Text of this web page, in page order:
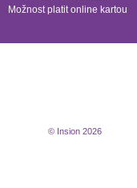
Možnost platit online kartou
© Insion 2026